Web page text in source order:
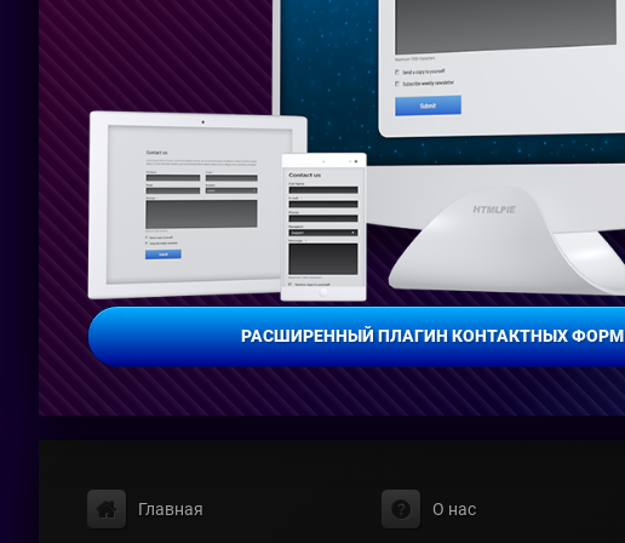
РАСШИРЕННЫЙ ПЛАГИН КОНТАКТНЫХ ФОРМ
Главная О нас